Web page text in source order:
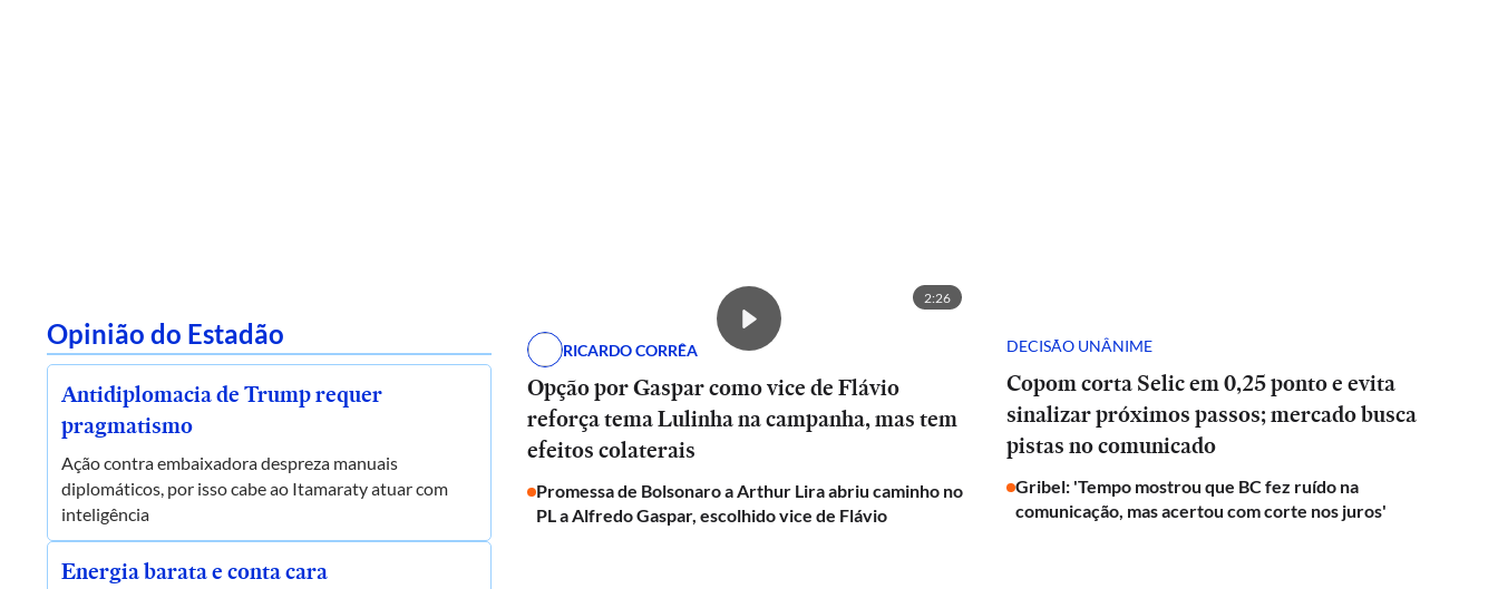
Opinião do Estadão
Antidiplomacia de Trump requer
pragmatismo
Ação contra embaixadora despreza manuais
diplomáticos, por isso cabe ao Itamaraty atuar com
inteligência
Energia barata e conta cara
2:26
RICARDO CORRÊA
Opção por Gaspar como vice de Flávio
reforça tema Lulinha na campanha, mas tem
efeitos colaterais
Promessa de Bolsonaro a Arthur Lira abriu caminho no
PL a Alfredo Gaspar, escolhido vice de Flávio
DECISÃO UNÂNIME
Copom corta Selic em 0,25 ponto e evita
sinalizar próximos passos; mercado busca
pistas no comunicado
Gribel: 'Tempo mostrou que BC fez ruído na
comunicação, mas acertou com corte nos juros'